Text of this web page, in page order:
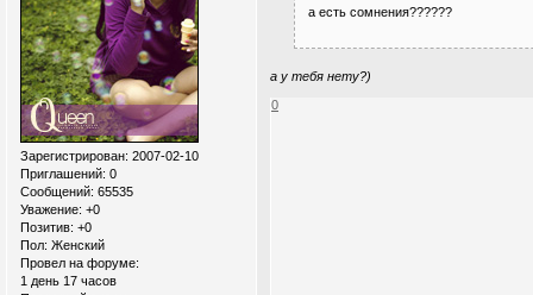
Зарегистрирован: 2007-02-10
Приглашений: 0
Сообщений: 65535
Уважение: +0
Позитив: +0
Пол: Женский
Провел на форуме:
1 день 17 часов
а есть сомнения??????
а у тебя нету?)
0